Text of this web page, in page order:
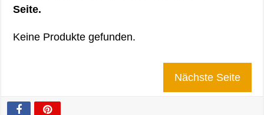
Seite.
Keine Produkte gefunden.
Nächste Seite